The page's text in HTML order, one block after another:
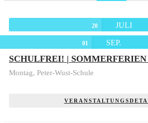
20 JULI
01 SEP.
SCHULFREI! | SOMMERFERIEN
Montag, Peter-Wust-Schule